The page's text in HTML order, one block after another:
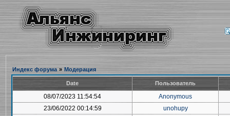
Индекс форума » Модерация
Date Пользователь
08/07/2023 11:54:54
Anonymous
23/06/2022 00:14:59
unohupy